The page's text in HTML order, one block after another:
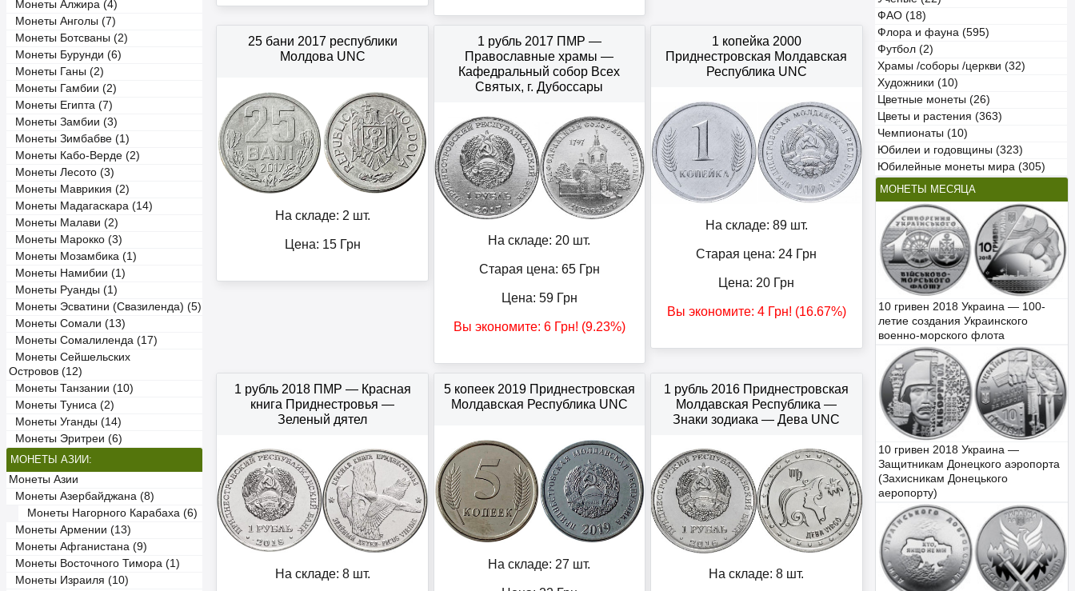
Монеты Алжира (4)
Монеты Анголы (7)
Монеты Ботсваны (2)
Монеты Бурунди (6)
Монеты Ганы (2)
Монеты Гамбии (2)
Монеты Египта (7)
Монеты Замбии (3)
Монеты Зимбабве (1)
Монеты Кабо-Верде (2)
Монеты Лесото (3)
Монеты Маврикия (2)
Монеты Мадагаскара (14)
Монеты Малави (2)
Монеты Марокко (3)
Монеты Мозамбика (1)
Монеты Намибии (1)
Монеты Руанды (1)
Монеты Эсватини (Свазиленда) (5)
Монеты Сомали (13)
Монеты Сомалиленда (17)
Монеты Сейшельских
Островов (12)
Монеты Танзании (10)
Монеты Туниса (2)
Монеты Уганды (14)
Монеты Эритреи (6)
МОНЕТЫ АЗИИ:
Монеты Азии
Монеты Азербайджана (8)
Монеты Нагорного Карабаха (6)
Монеты Армении (13)
Монеты Афганистана (9)
Монеты Восточного Тимора (1)
Монеты Израиля (10)
ФАО (18)
Флора и фауна (595)
Футбол (2)
Храмы /соборы /церкви (32)
Художники (10)
Цветные монеты (26)
Цветы и растения (363)
Чемпионаты (10)
Юбилеи и годовщины (323)
Юбилейные монеты мира (305)
МОНЕТЫ МЕСЯЦА
10 гривен 2018 Украина — 100-
летие создания Украинского
военно-морского флота
10 гривен 2018 Украина —
Защитникам Донецкого аэропорта
(Захисникам Донецького
аеропорту)
25 бани 2017 республики
Молдова UNC
На складе: 2 шт.
Цена: 15Грн
1 рубль 2017 ПМР —
Православные храмы —
Кафедральный собор Всех
Святых, г. Дубоссары
На складе: 20 шт.
Старая цена: 65Грн
Цена: 59Грн
Вы экономите: 6Грн! (9.23%)
1 копейка 2000
Приднестровская Молдавская
Республика UNC
На складе: 89 шт.
Старая цена: 24 Грн
Цена: 20 Грн
Вы экономите: 4Грн! (16.67%)
1 рубль 2018 ПМР — Красная
книга Приднестровья —
Зеленый дятел
На складе: 8 шт.
5 копеек 2019 Приднестровская
Молдавская Республика UNC
На складе: 27 шт.
1 рубль 2016 Приднестровская
Молдавская Республика —
Знаки зодиака — Дева UNC
На складе: 8 шт.